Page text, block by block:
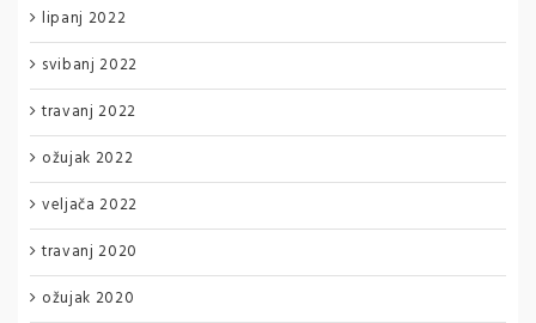
lipanj 2022
svibanj 2022
travanj 2022
ožujak 2022
veljača 2022
travanj 2020
ožujak 2020